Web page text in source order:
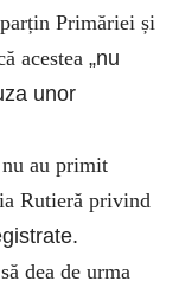
Primăriei și
acestea „nu
unor
nu au primit
Rutieră privind
dea de urma